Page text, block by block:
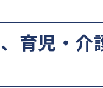
育児・介